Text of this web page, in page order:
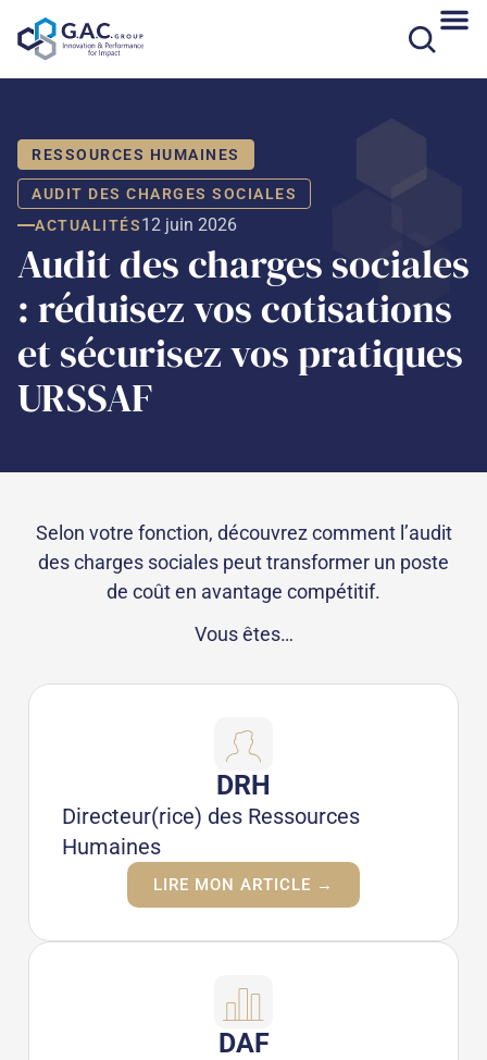
au
RESSOURCES HUMAINES
AUDIT DES CHARGES SOCIALES
ACTUALITÉS12 juin 2026
Audit des charges sociales
: réduisez vos cotisations
et sécurisez vos pratiques
URSSAF
Selon votre fonction, découvrez comment l’audit
des charges sociales peut transformer un poste
de coût en avantage compétitif.
Vous êtes…
DRH
Directeur(rice) des Ressources
Humaines
LIRE MON ARTICLE →
DAF